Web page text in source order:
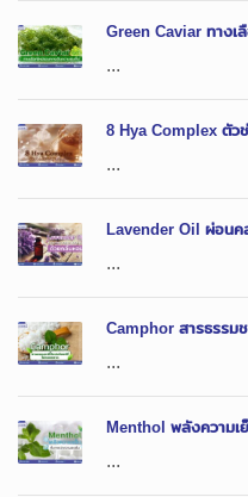
Green Caviar ทางเ
...
8 Hya Complex ตัว
...
Lavender Oil ผ่อนค
...
Camphor สารธรรม
...
Menthol พลังความเ
...